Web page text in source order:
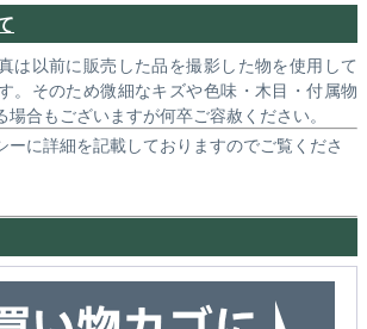
は以前に販売した品を撮影した物を使用して
。そのため微細なキズや色味・木目・付属物
合もございますが何卒ご容赦ください。
ーに詳細を記載しておりますのでご覧くださ